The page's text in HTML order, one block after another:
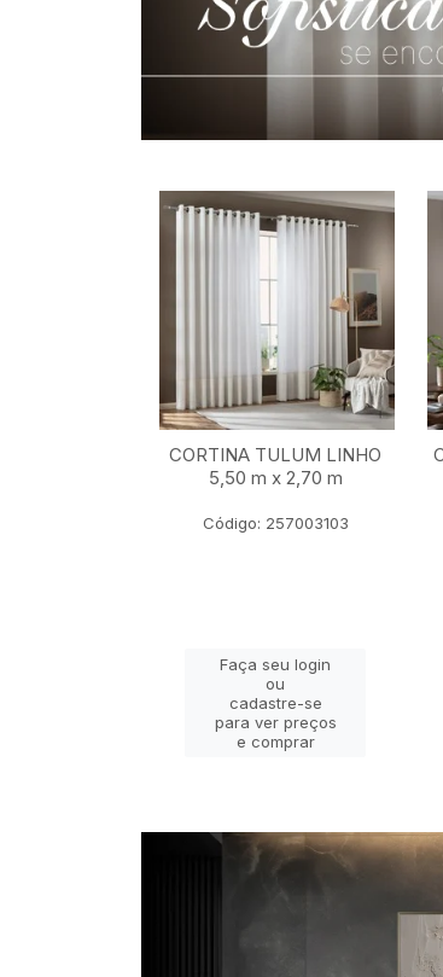
CORTINA TULUM LINHO
5,50 m x 2,70 m
Código: 257003103
Faça seu login
ou
cadastre-se
para ver preços
e comprar